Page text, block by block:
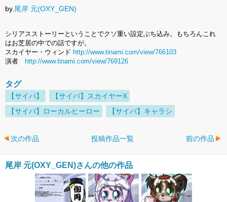
by.尾岸 元(OXY_GEN)
シリアスストーリーということでクソ重い設定ぶち込み。もちろんこれ
はお芝居の中での話ですが。
スカイヤー・ウィンド http://www.tinami.com/view/766103
演者
http://www.tinami.com/view/769126
タグ
【サイバ】
【サイバ】スカイヤーX
【サイバ】ローカルヒーロー
【サイバ】キャラシ
次の作品 投稿作品一覧 前の作品
尾岸 元(OXY_GEN)さんの他の作品